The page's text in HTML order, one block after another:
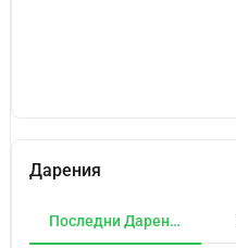
Дарения
Последни Дарения